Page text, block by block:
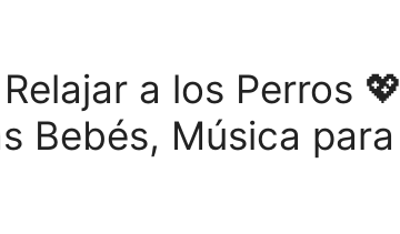
a los Perros
Bebés, Música